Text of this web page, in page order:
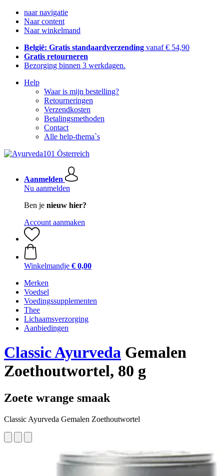
naar navigatie
Naar content
Naar winkelmand
België: Gratis standaardverzending vanaf € 54,90
Gratis retourneren
Bezorging binnen 3 werkdagen.
Help
Waar is mijn bestelling?
Retourneringen
Verzendkosten
Betalingsmethoden
Contact
Alle help-thema`s
Aanmelden
Nu aanmelden
Ben je nieuw hier?
Account aanmaken
Winkelmandje € 0,00
Merken
Voedsel
Voedingssupplementen
Thee
Lichaamsverzorging
Aanbiedingen
Classic Ayurveda Gemalen
Zoethoutwortel, 80 g
Zoete wrange smaak
Classic Ayurveda Gemalen Zoethoutwortel